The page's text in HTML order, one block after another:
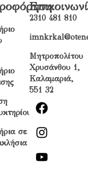
σε
2310 481 810
Μητροπολίτου
Χρυσάνθου 1,
Καλαμαριά,
551 32